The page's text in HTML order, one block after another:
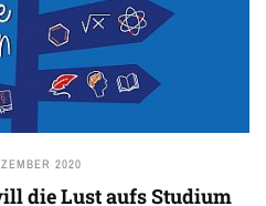
2020
die Lust aufs Studium